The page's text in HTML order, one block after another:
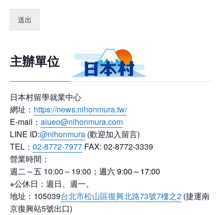
送出
主辦單位
日本村留學就業中心
網址： https://news.nihonmura.tw/
E-mail： aiueo@nihonmura.com
LINE ID:@nihonmura (歡迎加入留言)
TEL： 02-8772-7977 FAX: 02-8772-3339
營業時間：
週二～五 10:00～19:00 ； 週六 9:00～17:00
※公休日：週日、週一。
地址：105039台北市松山區復興北路73號7樓之2 (捷運南
京復興站5號出口)